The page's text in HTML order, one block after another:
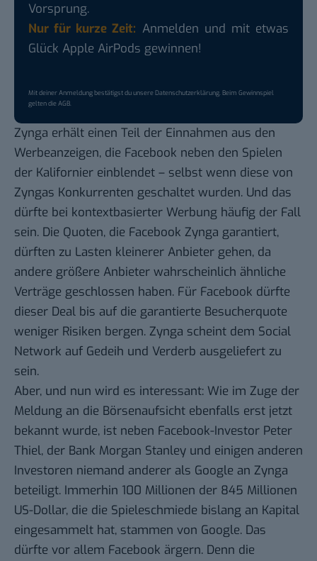
Vorsprung.
Nur für kurze Zeit: Anmelden und mit etwas
Glück Apple AirPods gewinnen!
Mit deiner Anmeldung bestätigst du unsereDatenschutzerklärung. Beim Gewinnspiel
gelten dieAGB.
Zynga erhält einen Teil der Einnahmen aus den
Werbeanzeigen, die Facebook neben den Spielen
der Kalifornier einblendet – selbst wenn diese von
Zyngas Konkurrenten geschaltet wurden. Und das
dürfte bei kontextbasierter Werbung häufig der Fall
sein. Die Quoten, die Facebook Zynga garantiert,
dürften zu Lasten kleinerer Anbieter gehen, da
andere größere Anbieter wahrscheinlich ähnliche
Verträge geschlossen haben. Für Facebook dürfte
dieser Deal bis auf die garantierte Besucherquote
weniger Risiken bergen. Zynga scheint dem Social
Network auf Gedeih und Verderb ausgeliefert zu
sein.
Aber, und nun wird es interessant: Wie im Zuge der
Meldung an die Börsenaufsicht ebenfalls erst jetzt
bekannt wurde, ist neben Facebook-Investor Peter
Thiel, der Bank Morgan Stanley und einigen anderen
Investoren niemand anderer als Google an Zynga
beteiligt. Immerhin 100 Millionen der 845 Millionen
US-Dollar, die die Spieleschmiede bislang an Kapital
eingesammelt hat, stammen von Google. Das
dürfte vor allem Facebook ärgern. Denn die